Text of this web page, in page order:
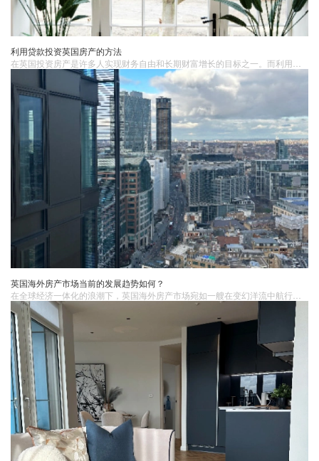
利用贷款投资英国房产的方法
英国海外房产市场当前的发展趋势如何？